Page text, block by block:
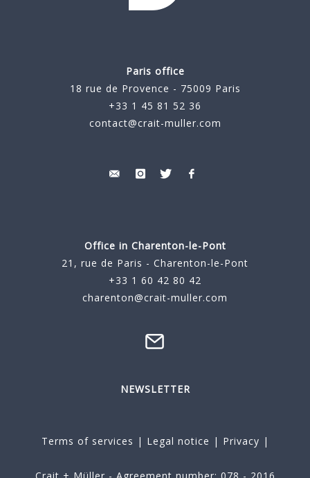
Paris office
18 rue de Provence - 75009 Paris
+33 1 45 81 52 36
contact@crait-muller.com
Office in Charenton-le-Pont
21, rue de Paris - Charenton-le-Pont
+33 1 60 42 80 42
charenton@crait-muller.com
NEWSLETTER
Terms of services | Legal notice | Privacy |